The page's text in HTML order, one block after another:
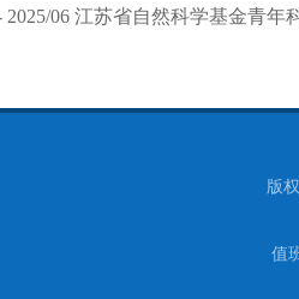
2025/06 江苏省自然科学基金青年
版
值